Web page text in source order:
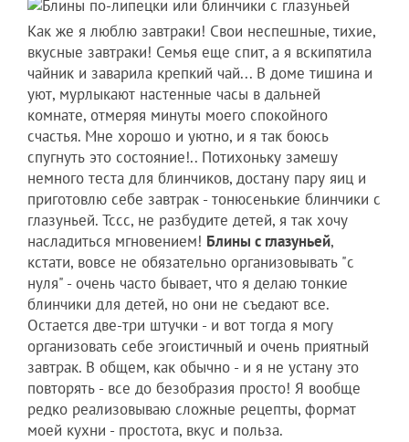
Как же я люблю завтраки! Свои неспешные, тихие,
вкусные завтраки! Семья еще спит, а я вскипятила
чайник и заварила крепкий чай... В доме тишина и
уют, мурлыкают настенные часы в дальней
комнате, отмеряя минуты моего спокойного
счастья. Мне хорошо и уютно, и я так боюсь
спугнуть это состояние!.. Потихоньку замешу
немного теста для блинчиков, достану пару яиц и
приготовлю себе завтрак - тонюсенькие блинчики с
глазуньей. Тссс, не разбудите детей, я так хочу
насладиться мгновением! Блины с глазуньей,
кстати, вовсе не обязательно организовывать "с
нуля" - очень часто бывает, что я делаю тонкие
блинчики для детей, но они не съедают все.
Остается две-три штучки - и вот тогда я могу
организовать себе эгоистичный и очень приятный
завтрак. В общем, как обычно - и я не устану это
повторять - все до безобразия просто! Я вообще
редко реализовываю сложные рецепты, формат
моей кухни - простота, вкус и польза.